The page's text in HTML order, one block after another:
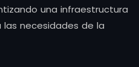
una infraestructura
necesidades de la